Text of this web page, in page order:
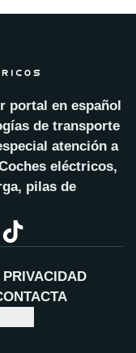
portal en español
de transporte
atención a
eléctricos,
pilas de